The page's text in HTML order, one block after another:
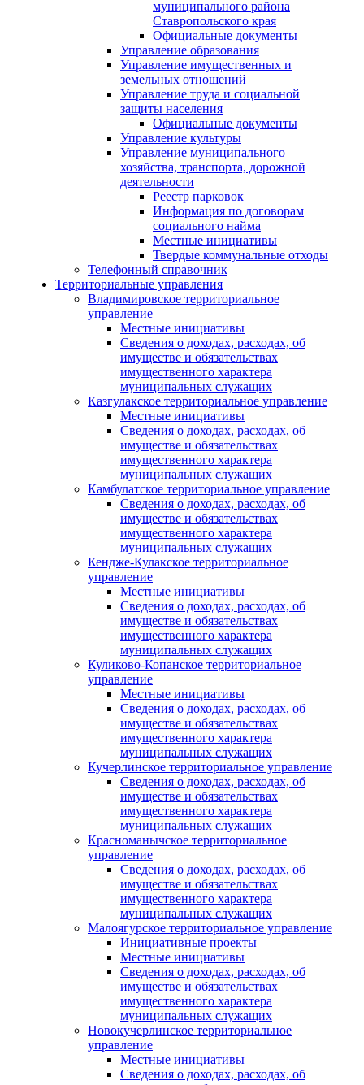
муниципального района
Ставропольского края
Официальные документы
Управление образования
Управление имущественных и
земельных отношений
Управление труда и социальной
защиты населения
Официальные документы
Управление культуры
Управление муниципального
хозяйства, транспорта, дорожной
деятельности
Реестр парковок
Информация по договорам
социального найма
Местные инициативы
Твердые коммунальные отходы
Телефонный справочник
Территориальные управления
Владимировское территориальное
управление
Местные инициативы
Сведения о доходах, расходах, об
имуществе и обязательствах
имущественного характера
муниципальных служащих
Казгулакское территориальное управление
Местные инициативы
Сведения о доходах, расходах, об
имуществе и обязательствах
имущественного характера
муниципальных служащих
Камбулатское территориальное управление
Сведения о доходах, расходах, об
имуществе и обязательствах
имущественного характера
муниципальных служащих
Кендже-Кулакское территориальное
управление
Местные инициативы
Сведения о доходах, расходах, об
имуществе и обязательствах
имущественного характера
муниципальных служащих
Куликово-Копанское территориальное
управление
Местные инициативы
Сведения о доходах, расходах, об
имуществе и обязательствах
имущественного характера
муниципальных служащих
Кучерлинское территориальное управление
Сведения о доходах, расходах, об
имуществе и обязательствах
имущественного характера
муниципальных служащих
Красноманычское территориальное
управление
Сведения о доходах, расходах, об
имуществе и обязательствах
имущественного характера
муниципальных служащих
Малоягурское территориальное управление
Инициативные проекты
Местные инициативы
Сведения о доходах, расходах, об
имуществе и обязательствах
имущественного характера
муниципальных служащих
Новокучерлинское территориальное
управление
Местные инициативы
Сведения о доходах, расходах, об